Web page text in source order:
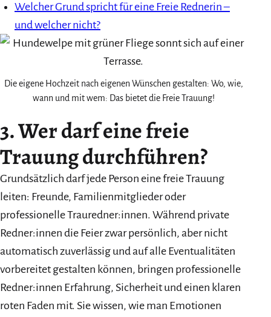
Welcher Grund spricht für eine Freie Rednerin –
und welcher nicht?
Die eigene Hochzeit nach eigenen Wünschen gestalten: Wo, wie,
wann und mit wem: Das bietet die Freie Trauung!
3. Wer darf eine freie
Trauung durchführen?
Grundsätzlich darf jede Person eine freie Trauung
leiten: Freunde, Familienmitglieder oder
professionelle Trauredner:innen. Während private
Redner:innen die Feier zwar persönlich, aber nicht
automatisch zuverlässig und auf alle Eventualitäten
vorbereitet gestalten können, bringen professionelle
Redner:innen Erfahrung, Sicherheit und einen klaren
roten Faden mit. Sie wissen, wie man Emotionen